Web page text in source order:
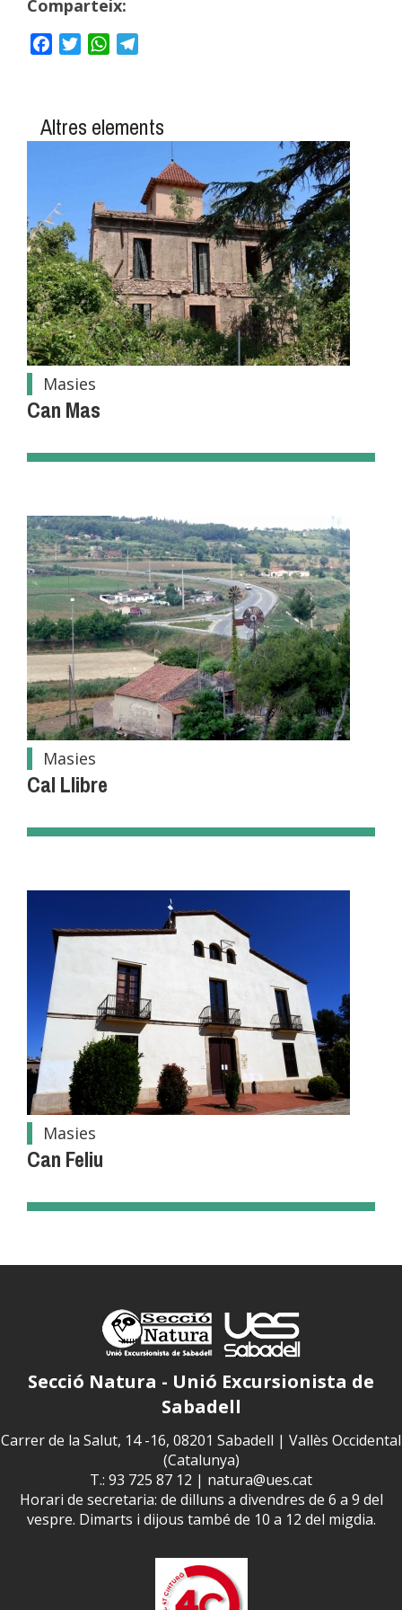
Comparteix:
FacebookTwitterWhatsApp
Altres elements
Masies
Can Mas
Masies
Cal Llibre
Masies
Can Feliu
Secció Natura - Unió Excursionista de
Sabadell
Carrer de la Salut, 14 -16, 08201 Sabadell | Vallès Occidental
(Catalunya)
T.: 93 725 87 12 | natura@ues.cat
Horari de secretaria: de dilluns a divendres de 6 a 9 del
vespre. Dimarts i dijous també de 10 a 12 del migdia.